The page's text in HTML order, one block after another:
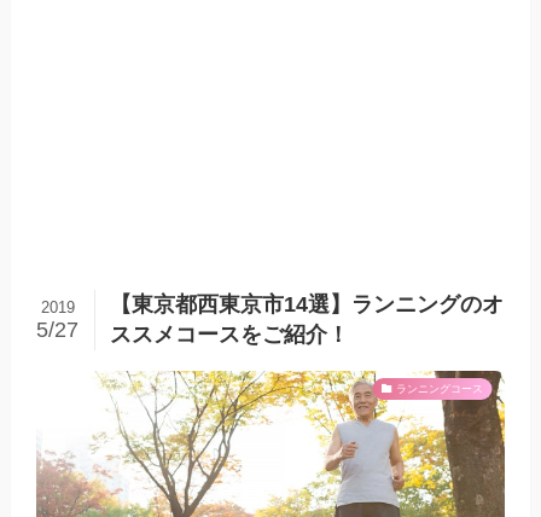
【東京都西東京市14選】ランニングのオ
ススメコースをご紹介！
2019
5/27
ランニングコース